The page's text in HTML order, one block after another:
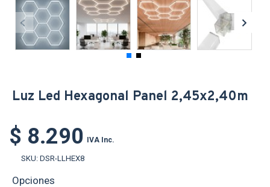
Luz Led Hexagonal Panel 2,45x2,40m
$ 8.290 IVA Inc.
SKU: DSR-LLHEX8
Opciones